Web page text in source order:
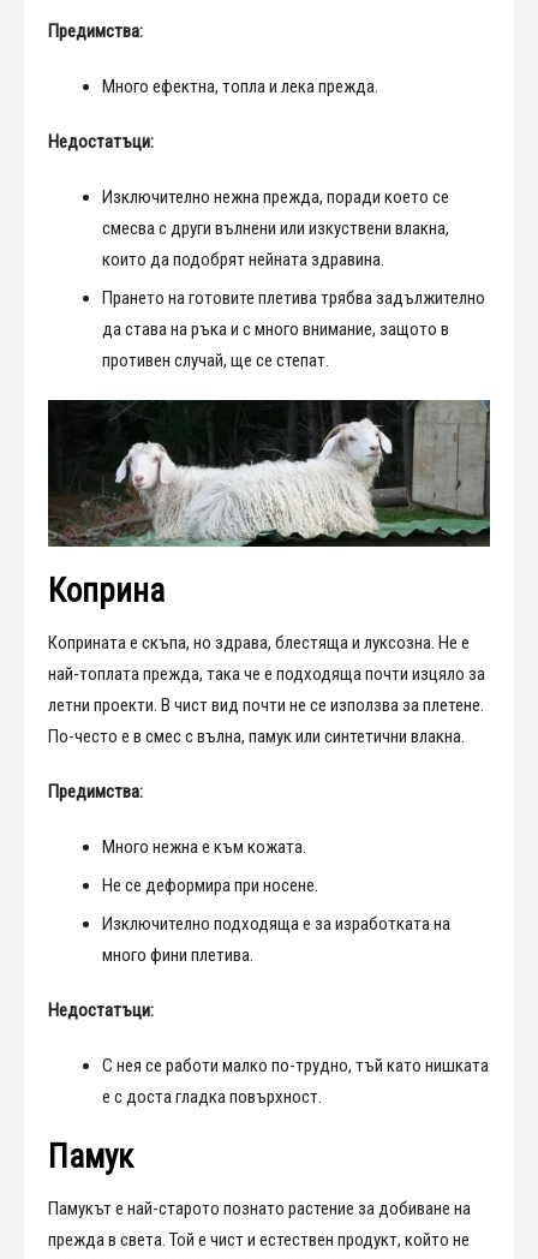
Предимства:
Много ефектна, топла и лека прежда.
Недостатъци:
Изключително нежна прежда, поради което се
смесва с други вълнени или изкуствени влакна,
които да подобрят нейната здравина.
Прането на готовите плетива трябва задължително
да става на ръка и с много внимание, защото в
противен случай, ще се степат.
Коприна
Коприната е скъпа, но здрава, блестяща и луксозна. Не е
най-топлата прежда, така че е подходяща почти изцяло за
летни проекти. В чист вид почти не се използва за плетене.
По-често е в смес с вълна, памук или синтетични влакна.
Предимства:
Много нежна е към кожата.
Не се деформира при носене.
Изключително подходяща е за изработката на
много фини плетива.
Недостатъци:
С нея се работи малко по-трудно, тъй като нишката
е с доста гладка повърхност.
Памук
Памукът е най-старото познато растение за добиване на
прежда в света. Той е чист и естествен продукт, който не